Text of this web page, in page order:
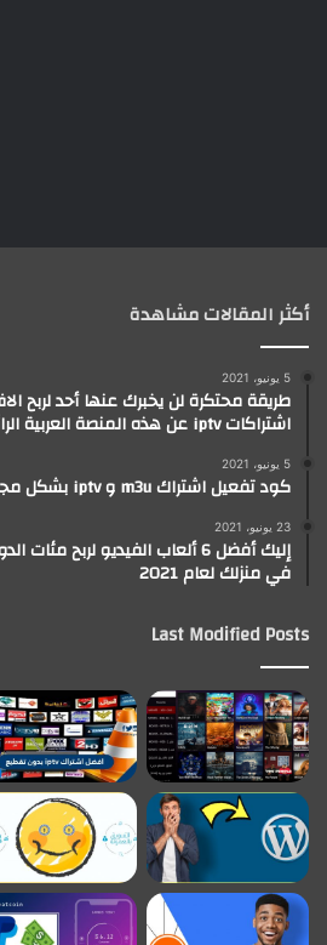
أكثر المقالات مشاهدة
5 يونيو، 2021
طريقة محتكرة لن يخبرك عنها أحد لربح
اشتراكات iptv عن هذه المنصة العربية الرائعة
5 يونيو، 2021
كود تفعيل اشتراك m3u و iptv بشكل مجاني اكثر من 1500 كود
23 يونيو، 2021
إليك أفضل 6 ألعاب الفيديو لربح
في منزلك لعام 2021
Last Modified Posts